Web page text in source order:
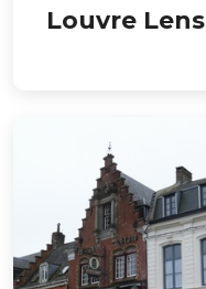
Louvre Lens